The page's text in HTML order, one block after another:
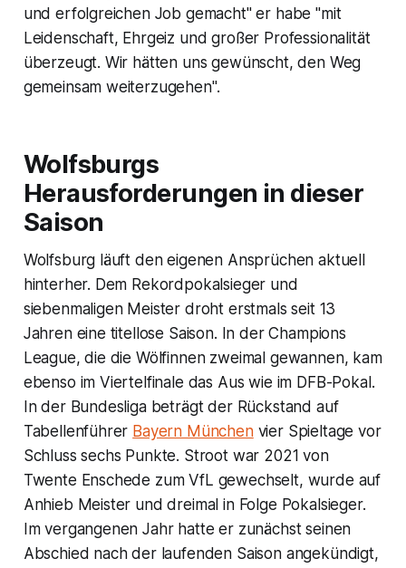
und erfolgreichen Job gemacht" er habe "mit
Leidenschaft, Ehrgeiz und großer Professionalität
überzeugt. Wir hätten uns gewünscht, den Weg
gemeinsam weiterzugehen".
Wolfsburgs
Herausforderungen in dieser
Saison
Wolfsburg läuft den eigenen Ansprüchen aktuell
hinterher. Dem Rekordpokalsieger und
siebenmaligen Meister droht erstmals seit 13
Jahren eine titellose Saison. In der Champions
League, die die Wölfinnen zweimal gewannen, kam
ebenso im Viertelfinale das Aus wie im DFB-Pokal.
In der Bundesliga beträgt der Rückstand auf
Tabellenführer Bayern Münchenvier Spieltage vor
Schluss sechs Punkte. Stroot war 2021 von
Twente Enschede zum VfL gewechselt, wurde auf
Anhieb Meister und dreimal in Folge Pokalsieger.
Im vergangenen Jahr hatte er zunächst seinen
Abschied nach der laufenden Saison angekündigt,